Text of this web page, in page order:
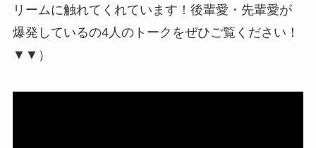
リームに触れてくれています！後輩愛・先輩愛が
爆発しているの4人のトークをぜひご覧ください！
▼▼）